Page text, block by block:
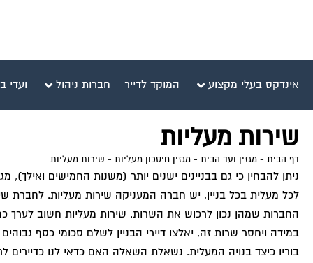
אינדקס בעלי מקצוע המוקד לדייר חברות ניהול ועדי
שירות מעליות
דף הבית - מגזין ועד הבית - מגזין חיסכון מעליות - שירות מעליות
ניתן להבחין כי גם בבניינים ישנים יותר (משנות החמישים
לכל מעלית בכל בניין, יש חברה המעניקה שירות מעליות. לחברת
החברות שמהן נכון לרכוש את השרות. שירות מעליות חשוב לערך
במידה ויחסר שרות זה, יאלצו דיירי הבניין לשלם סכומי כסף
בוריו כיצד בנויה המעלית. נשאלת השאלה האם כדאי לנו כדיירים